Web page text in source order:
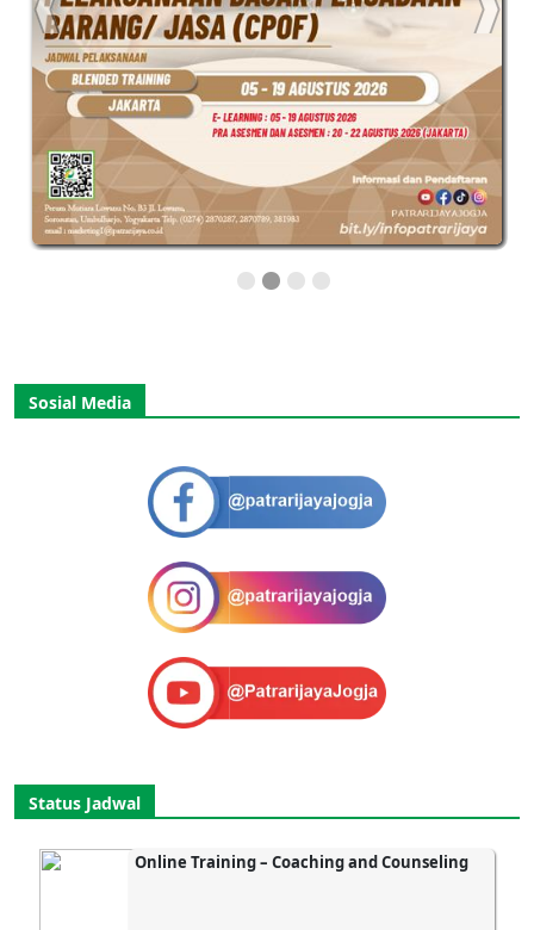
Sosial Media
Status Jadwal
Online Training – Coaching and Counseling